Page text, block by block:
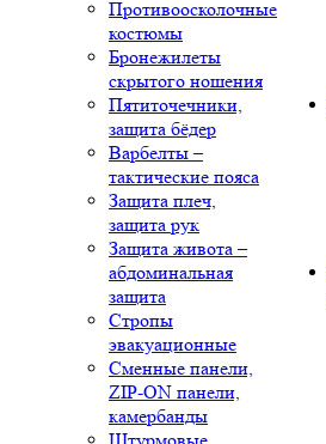
Противоосколочные
костюмы
Бронежилеты
скрытого ношения
Пятиточечники,
защита бёдер
Варбелты –
тактические пояса
Защита плеч,
защита рук
Защита живота –
абдоминальная
защита
Стропы
эвакуационные
Сменные панели,
ZIP-ON панели,
камербанды